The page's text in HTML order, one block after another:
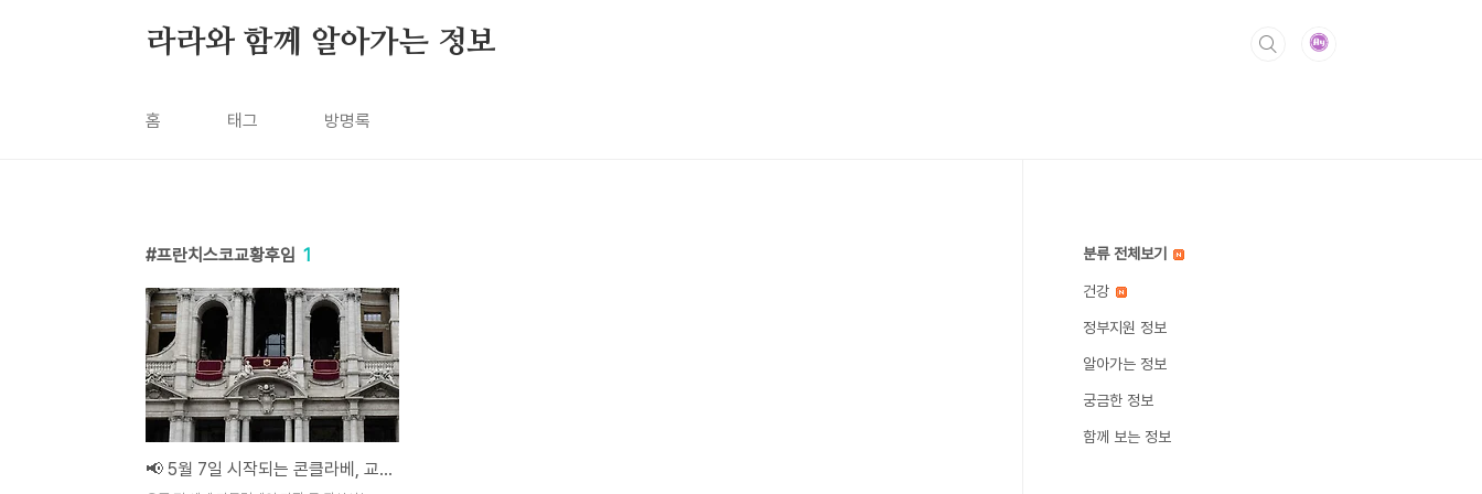
라라와 함께 알아가는 정보
홈 태그 방명록
프란치스코교황후임 1
📢 5월 7일 시작되는 콘클라베, 교황 선출 방식 완벽 정리
분류 전체보기
건강
정부지원 정보
알아가는 정보
궁금한 정보
함께 보는 정보